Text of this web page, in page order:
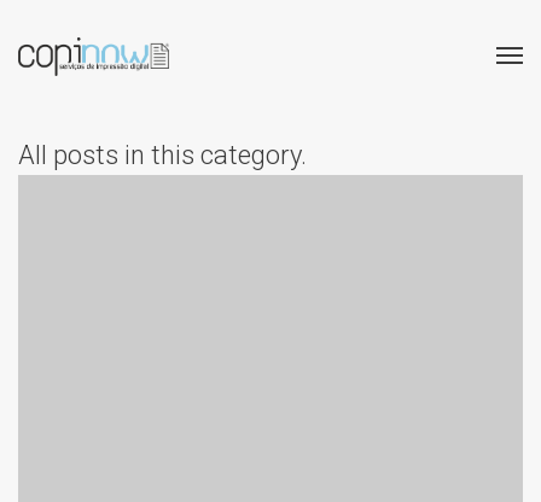
All posts in this category.